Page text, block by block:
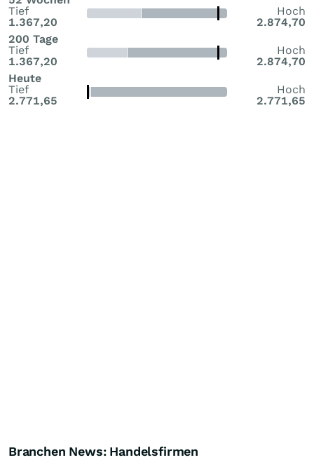
Tief
1.367,20
Hoch
2.874,70
200 Tage
Tief
1.367,20
Hoch
2.874,70
Heute
Tief
2.771,65
Hoch
2.771,65
Branchen News: Handelsfirmen